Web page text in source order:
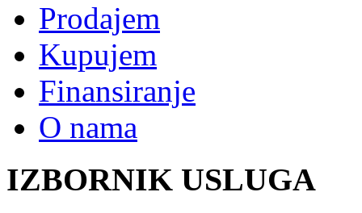
Prodajem
Kupujem
Finansiranje
O nama
IZBORNIK USLUGA